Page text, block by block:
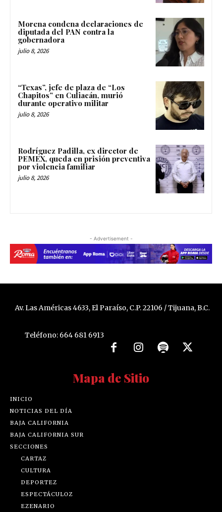
Morena condena declaraciones de
diputada del PAN contra la
gobernadora
julio 8, 2026
“Texas”, jefe de plaza de “Los
Chapitos” en Culiacán, murió
durante operativo militar
julio 8, 2026
Rodríguez Padilla, ex director de
PEMEX, queda en prisión preventiva
por violencia familiar
julio 8, 2026
- Advertisement -
Av. Las Américas 4633, El Paraíso, C.P. 22106 / Tijuana, B.C.
Teléfono: 664 681 6913
Mapa de Sitio
INICIO
NOTICIAS DEL DÍA
BAJA CALIFORNIA
BAJA CALIFORNIA SUR
SECCIONES
CARTAZ
CULTURA
DEPORTEZ
ESPECTÁCULOZ
EZENARIO